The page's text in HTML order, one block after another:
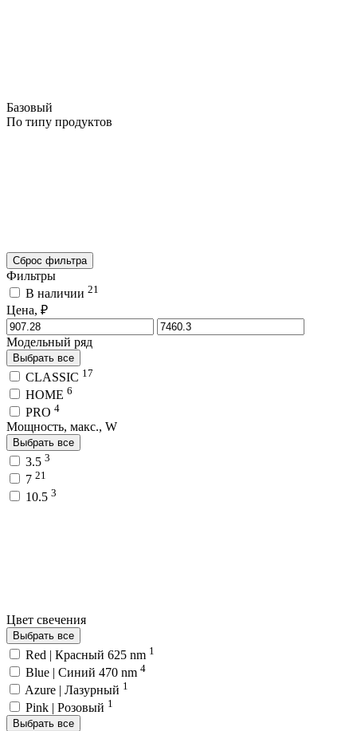
Базовый
По типу продуктов
Сброс фильтра
Фильтры
В наличии 21
Цена, ₽
Модельный ряд
Выбрать все
CLASSIC 17
HOME 6
PRO 4
Мощность, макс., W
Выбрать все
3.5 3
7 21
10.5 3
Цвет свечения
Выбрать все
Red | Красный 625 nm 1
Blue | Синий 470 nm 4
Azure | Лазурный 1
Pink | Розовый 1
Выбрать все